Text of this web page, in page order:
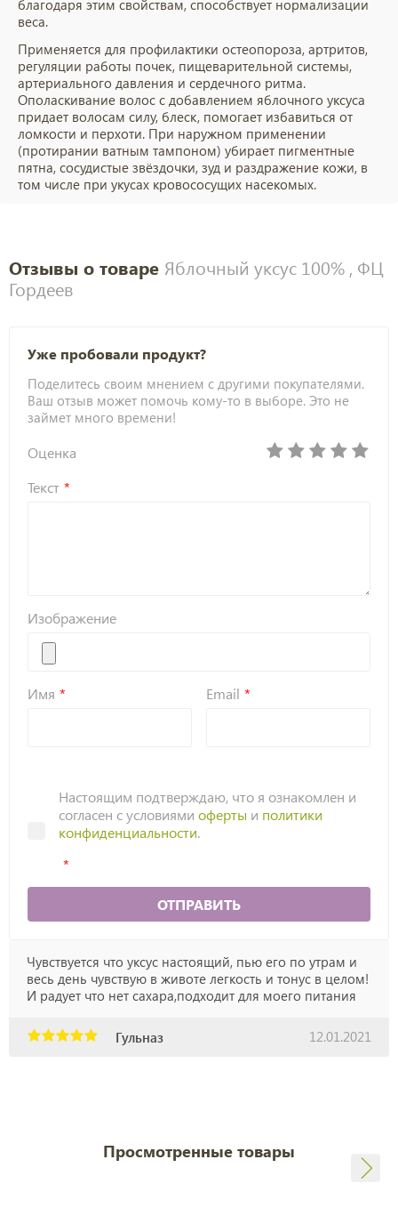
благодаря этим свойствам, способствует нормализации
веса.
Применяется для профилактики остеопороза, артритов,
регуляции работы почек, пищеварительной системы,
артериального давления и сердечного ритма.
Ополаскивание волос с добавлением яблочного уксуса
придает волосам силу, блеск, помогает избавиться от
ломкости и перхоти. При наружном применении
(протирании ватным тампоном) убирает пигментные
пятна, сосудистые звёздочки, зуд и раздражение кожи, в
том числе при укусах кровососущих насекомых.
Отзывы о товаре Яблочный уксус 100% , ФЦ
Гордеев
Уже пробовали продукт?
Поделитесь своим мнением с другими покупателями.
Ваш отзыв может помочь кому-то в выборе. Это не
займет много времени!
Оценка
Текст
Изображение
Имя Email
Настоящим подтверждаю, что я ознакомлен и
согласен с условиями оферты и политики
конфиденциальности.
ОТПРАВИТЬ
Чувствуется что уксус настоящий, пью его по утрам и
весь день чувствую в животе легкость и тонус в целом!
И радует что нет сахара,подходит для моего питания
Гульназ 12.01.2021
Просмотренные товары